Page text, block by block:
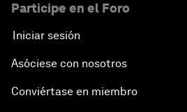
Participe en el Foro
Iniciar sesión
Asóciese con nosotros
Conviértase en miembro